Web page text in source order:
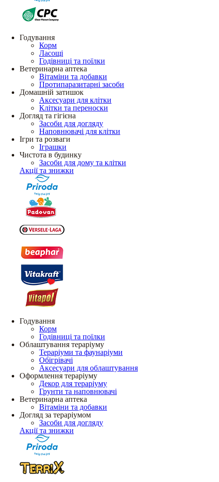
Годування
Корм
Ласощі
Годівниці та поїлки
Ветеринарна аптека
Вітаміни та добавки
Протипаразитарні засоби
Домашній затишок
Аксесуари для клітки
Клітки та переноски
Догляд та гігієна
Засоби для догляду
Наповнювачі для клітки
Ігри та розваги
Іграшки
Чистота в будинку
Засоби для дому та клітки
Акції та знижки
Годування
Корм
Годівниці та поїлки
Облаштування тераріуму
Тераріуми та фаунаріуми
Обігрівачі
Аксесуари для облаштування
Оформлення тераріуму
Декор для тераріуму
Грунти та наповнювачі
Ветеринарна аптека
Вітаміни та добавки
Догляд за тераріумом
Засоби для догляду
Акції та знижки